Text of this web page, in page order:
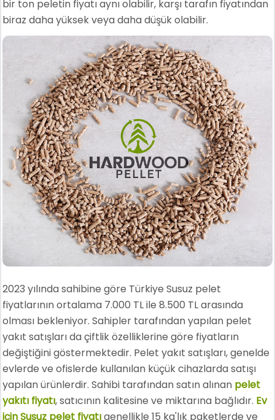
bir ton peletin fiyatı aynı olabilir, karşı tarafın fiyatından
biraz daha yüksek veya daha düşük olabilir.
2023 yılında sahibine göre Türkiye Susuz pelet
fiyatlarının ortalama 7.000 TL ile 8.500 TL arasında
olması bekleniyor. Sahipler tarafından yapılan pelet
yakıt satışları da çiftlik özelliklerine göre fiyatların
değiştiğini göstermektedir. Pelet yakıt satışları, genelde
evlerde ve ofislerde kullanılan küçük cihazlarda satışı
yapılan ürünlerdir. Sahibi tarafından satın alınan pelet
yakıtı fiyatı, satıcının kalitesine ve miktarına bağlıdır. Ev
için Susuz pelet fiyatıgenellikle 15 kg'lık paketlerde ve